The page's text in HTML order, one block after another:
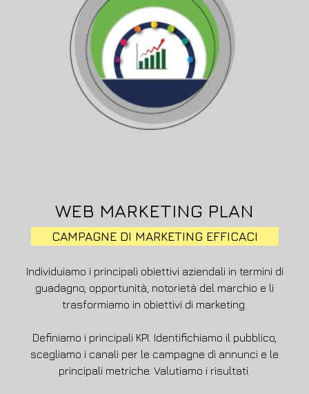
WEB MARKETING PLAN
CAMPAGNE DI MARKETING EFFICACI
Individuiamo i principali obiettivi aziendali in termini di
guadagno, opportunità, notorietà del marchio e li
trasformiamo in obiettivi di marketing.
Definiamo i principali KPI. Identifichiamo il pubblico,
scegliamo i canali per le campagne di annunci e le
principali metriche. Valutiamo i risultati.